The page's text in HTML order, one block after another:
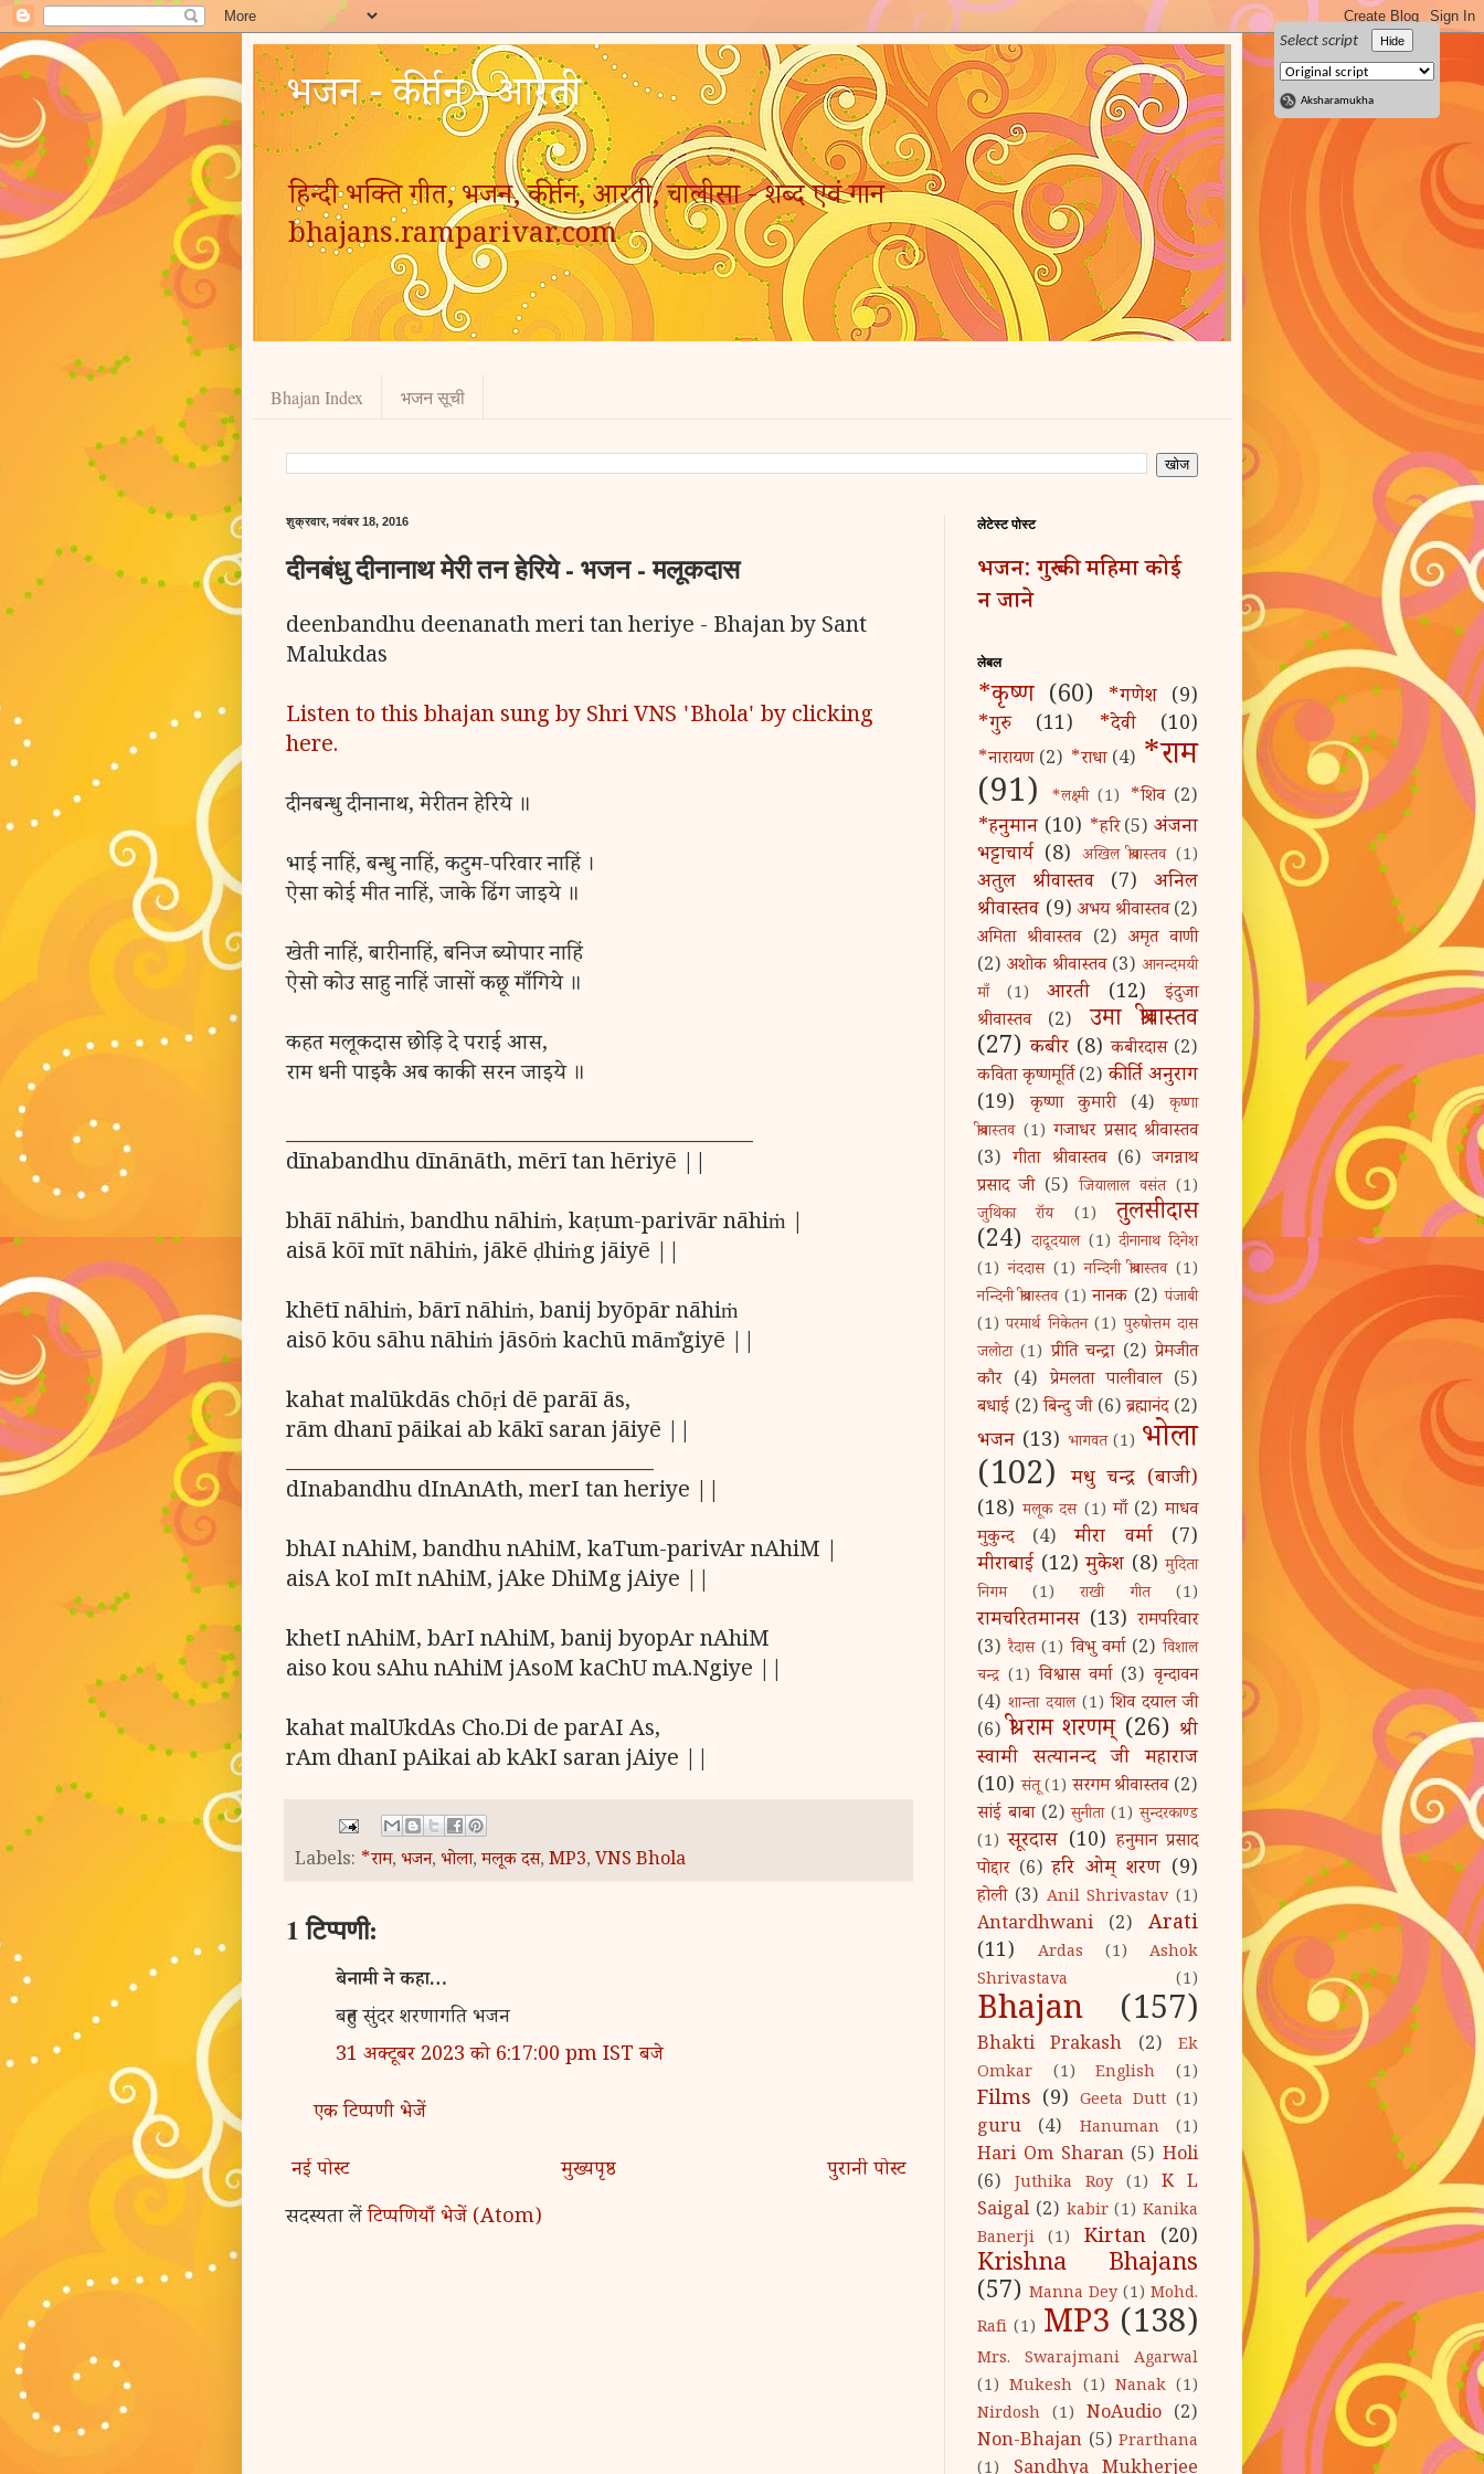
Select script Hide
Aksharamukha
भजन - कीर्तन - आरती
हिन्दी भक्ति गीत, भजन, कीर्तन, आरती, चालीसा - शब्द एवं गान
bhajans.ramparivar.com
Bhajan Index भजन सूची
शुक्रवार, नवंबर 18, 2016
दीनबंधु दीनानाथ मेरी तन हेरिये - भजन - मलूकदास
deenbandhu deenanath meri tan heriye - Bhajan by Sant
Malukdas
Listen to this bhajan sung by Shri VNS 'Bhola' by clicking
here.
दीनबन्धु दीनानाथ, मेरी तन हेरिये ॥
भाई नाहिं, बन्धु नाहिं, कटुम-परिवार नाहिं ।
ऐसा कोई मीत नाहिं, जाके ढिंग जाइये ॥
खेती नाहिं, बारी नाहिं, बनिज ब्योपार नाहिं
ऐसो कोउ साहु नाहिं जासों कछू माँगिये ॥
कहत मलूकदास छोड़ि दे पराई आस,
राम धनी पाइकै अब काकी सरन जाइये ॥
_______________________________________________
dīnabandhu dīnānāth, mērī tan hēriyē ||
bhāī nāhiṁ, bandhu nāhiṁ, kaṭum-parivār nāhiṁ |
aisā kōī mīt nāhiṁ, jākē ḍhiṁg jāiyē ||
khētī nāhiṁ, bārī nāhiṁ, banij byōpār nāhiṁ
aisō kōu sāhu nāhiṁ jāsōṁ kachū mām̐giyē ||
kahat malūkdās chōṛi dē parāī ās,
rām dhanī pāikai ab kākī saran jāiyē ||
_____________________________________
dInabandhu dInAnAth, merI tan heriye ||
bhAI nAhiM, bandhu nAhiM, kaTum-parivAr nAhiM |
aisA koI mIt nAhiM, jAke DhiMg jAiye ||
khetI nAhiM, bArI nAhiM, banij byopAr nAhiM
aiso kou sAhu nAhiM jAsoM kaChU mA.Ngiye ||
kahat malUkdAs Cho.Di de parAI As,
rAm dhanI pAikai ab kAkI saran jAiye ||
Labels: *राम, भजन, भोला,मलूक दस, MP3, VNS Bhola
1 टिप्पणी:
बेनामी ने कहा…
बहुत सुंदर शरणागति भजन
31 अक्टूबर 2023 को 6:17:00 pm IST बजे
एक टिप्पणी भेजें
नई पोस्ट
पुरानी पोस्ट
मुख्यपृष्ठ
सदस्यता लेंटिप्पणियाँ भेजें (Atom)
लेटेस्ट पोस्ट
भजन: गुरु की महिमा कोई
न जाने
लेबल
*कृष्ण (60) *गणेश (9)
*गुरु
(11) *देवी (10)
*नारायण (2) *राधा (4) *राम
(91) *लक्ष्मी (1) *शिव (2)
*हनुमान (10) *हरि (5) अंजना
भट्टाचार्य (8) अखिल श्रीवास्तव (1)
अतुल श्रीवास्तव (7) अनिल
श्रीवास्तव (9) अभय श्रीवास्तव (2)
अमिता श्रीवास्तव (2) अमृत वाणी
(2) अशोक श्रीवास्तव (3) आनन्दमयी
माँ
(1) आरती (12)
इंदुजा
श्रीवास्तव
(2) उमा श्रीवास्तव
(27) कबीर (8) कबीरदास (2)
कविता कृष्णमूर्ति (2) कीर्ति अनुराग
(19) कृष्णा कुमारी (4)
कृष्णा
श्रीवास्तव (1) गजाधर प्रसाद श्रीवास्तव
(3) गीता श्रीवास्तव (6) जगन्नाथ
प्रसाद जी (5) जियालाल वसंत (1)
जुथिका रॉय
(1) तुलसीदास
(24) दादूदयाल (1) दीनानाथ दिनेश
(1) नंददास (1) नन्दिनी श्रीवास्तव (1)
नन्दिनी श्रीवास्तव (1) नानक (2) पंजाबी
(1) परमार्थ निकेतन (1) पुरुषोत्तम दास
जलोटा (1) प्रीति चन्द्रा (2) प्रेमजीत
कौर (4) प्रेमलता पालीवाल (5)
बधाई (2) बिन्दु जी (6) ब्रह्मानंद (2)
भजन (13) भागवत (1) भोला
(102) मधु चन्द्र (बाजी)
(18) मलूक दस (1) माँ (2) माधव
मुकुन्द
(4) मीरा वर्मा
(7)
मीराबाई (12) मुकेश (8) मुदिता
निगम
(1) राखी गीत (1)
रामचरितमानस (13) रामपरिवार
(3) रैदास (1) विभु वर्मा (2) विशाल
चन्द्र (1) विश्वास वर्मा (3) वृन्दावन
(4) शान्ता दयाल (1) शिव दयाल जी
(6) श्री राम शरणम्‌ (26) श्री
स्वामी सत्यानन्द जी महाराज
(10) संतू (1) सरगम श्रीवास्तव (2)
सांई बाबा (2) सुनीता (1) सुन्दरकाण्ड
(1) सूरदास (10) हनुमान प्रसाद
पोद्दार (6) हरि ओम्‌ शरण (9)
होली (3) Anil Shrivastav (1)
Antardhwani (2) Arati
(11)
Ardas (1)
Ashok
Shrivastava
(1)
Bhajan (157)
Bhakti Prakash (2)
Ek
Omkar
(1) English (1)
Films (9) Geeta Dutt (1)
guru (4) Hanuman (1)
Hari Om Sharan (5) Holi
(6) Juthika Roy (1) K L
Saigal (2) kabir (1) Kanika
Banerji (1) Kirtan (20)
Krishna Bhajans
(57) Manna Dey (1) Mohd.
Rafi (1) MP3 (138)
Mrs. Swarajmani Agarwal
(1) Mukesh (1) Nanak (1)
Nirdosh (1) NoAudio (2)
Non-Bhajan (5) Prarthana